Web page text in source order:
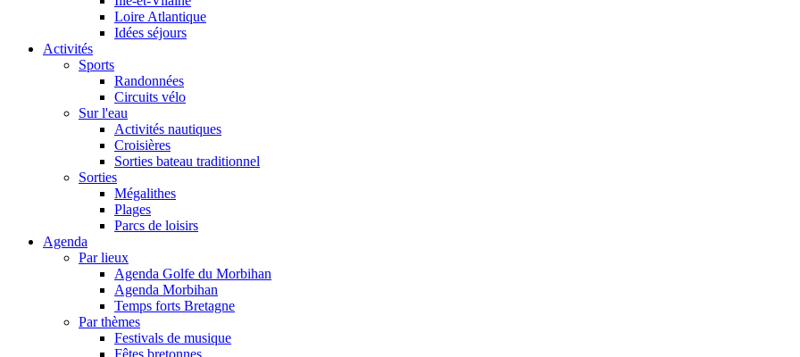
Loire Atlantique
Idées séjours
Activités
Sports
Randonnées
Circuits vélo
Sur l'eau
Activités nautiques
Croisières
Sorties bateau traditionnel
Sorties
Mégalithes
Plages
Parcs de loisirs
Agenda
Par lieux
Agenda Golfe du Morbihan
Agenda Morbihan
Temps forts Bretagne
Par thèmes
Festivals de musique
Fêtes bretonnes